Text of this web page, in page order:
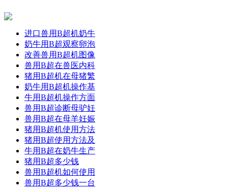
进口兽用B超机奶牛
奶牛用B超观察卵泡
改善兽用B超机图像
兽用B超在兽医内科
猪用B超机在母猪繁
奶牛用B超机操作基
牛用B超机操作方面
兽用B超诊断母驴妊
兽用B超在母羊妊娠
猪用B超机使用方法
猪用B超使用方法及
牛用B超在奶牛生产
猪用B超多少钱
兽用B超机如何使用
兽用B超多少钱一台